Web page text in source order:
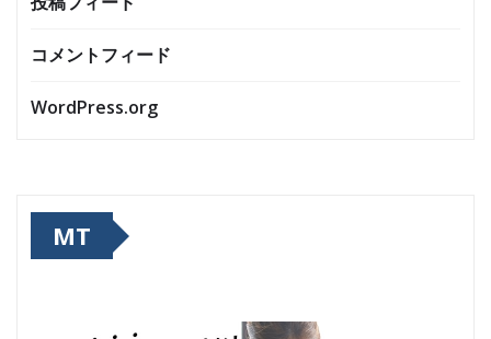
コメントフィード
WordPress.org
MT